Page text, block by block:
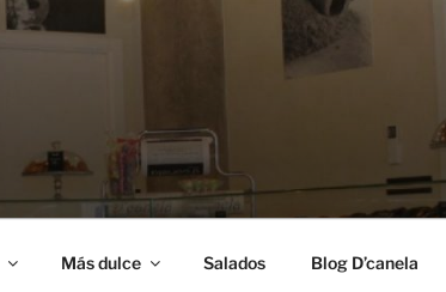
Más dulce Salados Blog D’canela